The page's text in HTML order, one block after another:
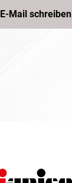
E-Mail schreiben